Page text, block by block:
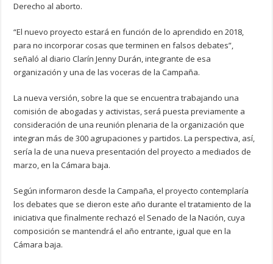
Derecho al aborto.
“El nuevo proyecto estará en función de lo aprendido en 2018,
para no incorporar cosas que terminen en falsos debates”,
señaló al diario Clarín Jenny Durán, integrante de esa
organización y una de las voceras de la Campaña.
La nueva versión, sobre la que se encuentra trabajando una
comisión de abogadas y activistas, será puesta previamente a
consideración de una reunión plenaria de la organización que
integran más de 300 agrupaciones y partidos. La perspectiva, así,
sería la de una nueva presentación del proyecto a mediados de
marzo, en la Cámara baja.
Según informaron desde la Campaña, el proyecto contemplaría
los debates que se dieron este año durante el tratamiento de la
iniciativa que finalmente rechazó el Senado de la Nación, cuya
composición se mantendrá el año entrante, igual que en la
Cámara baja.